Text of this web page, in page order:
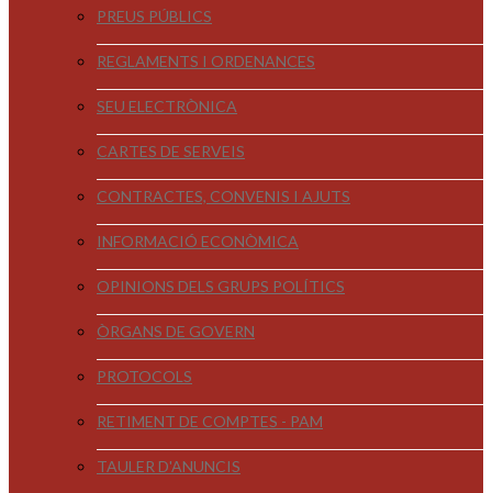
PREUS PÚBLICS
REGLAMENTS I ORDENANCES
SEU ELECTRÒNICA
CARTES DE SERVEIS
CONTRACTES, CONVENIS I AJUTS
INFORMACIÓ ECONÒMICA
OPINIONS DELS GRUPS POLÍTICS
ÒRGANS DE GOVERN
PROTOCOLS
RETIMENT DE COMPTES - PAM
TAULER D'ANUNCIS